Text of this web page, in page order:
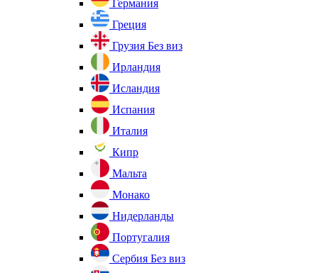
Германия
Греция
Грузия Без виз
Ирландия
Исландия
Испания
Италия
Кипр
Мальта
Монако
Нидерланды
Португалия
Сербия Без виз